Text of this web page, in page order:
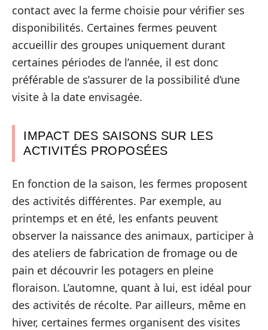
contact avec la ferme choisie pour vérifier ses
disponibilités. Certaines fermes peuvent
accueillir des groupes uniquement durant
certaines périodes de l’année, il est donc
préférable de s’assurer de la possibilité d’une
visite à la date envisagée.
IMPACT DES SAISONS SUR LES
ACTIVITÉS PROPOSÉES
En fonction de la saison, les fermes proposent
des activités différentes. Par exemple, au
printemps et en été, les enfants peuvent
observer la naissance des animaux, participer à
des ateliers de fabrication de fromage ou de
pain et découvrir les potagers en pleine
floraison. L’automne, quant à lui, est idéal pour
des activités de récolte. Par ailleurs, même en
hiver, certaines fermes organisent des visites